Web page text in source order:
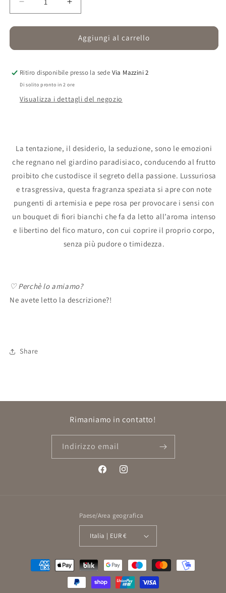
Diminuisci
quantità
per
Figuier
Aumenta
quantità
per
Passion
Figuier
Aggiungi al carrello
Ritiro disponibile presso la sede Via Mazzini 2
Di solito pronto in 2 ore
Visualizza i dettagli del negozio
La tentazione, il desiderio, la seduzione, sono le emozioni
che regnano nel giardino paradisiaco, conducendo al frutto
proibito che custodisce il segreto della passione. Lussuriosa
e trasgressiva, questa fragranza speziata si apre con note
pungenti di artemisia e pepe rosa per provocare i sensi con
un bouquet di fiori bianchi che fa da letto all’aroma intenso
e libertino del fico maturo, con cui coprire il proprio corpo,
senza più pudore o timidezza.
♡ Perchè lo amiamo?
Ne avete letto la descrizione?!
Share
Rimaniamo in contatto!
Indirizzo email
FacebookInstagram
Paese/Area geografica
Italia | EUR €
Metodi